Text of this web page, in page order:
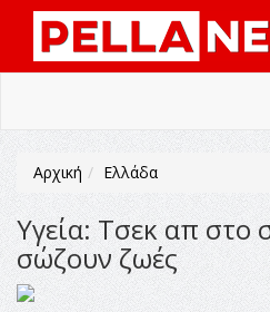
Αρχική Ελλάδα
Υγεία: Τσεκ απ στο
σώζουν ζωές